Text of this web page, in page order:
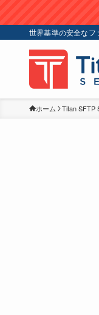
世界基準の安全なフ
ホーム Titan SFTP